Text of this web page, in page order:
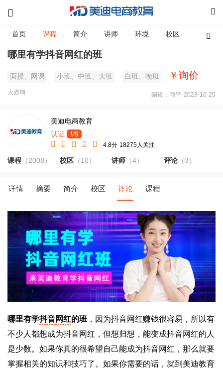
首页 课程 简介 讲师 环境 校区 资讯
哪里有学抖音网红的班
面授、网课 小班、中班、大班 白班、晚班 ￥询价
人咨询 2023-10-25
编辑：雨平
美迪电商教育
认证
V9
4.8分 18275人关注
课程 （2008） 校区（10） 讲师 （4） 评论（3）
详情 摘要 简介 校区 评论 课程
哪里有学抖音网红的班 ，因为抖音网红赚钱很容易，所以有
不少人都想成为抖音网红，但想归想，能变成抖音网红的人
是少数。如果你真的很希望自己能成为抖音网红，那么就要
掌握相关的知识和技巧了。如果你需要的话，就到 美迪教育